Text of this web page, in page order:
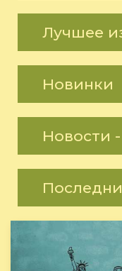
Лучшее
Новинки
Новости